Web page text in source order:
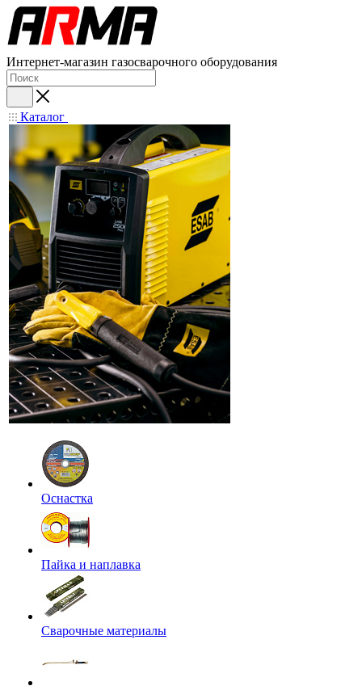
Интернет-магазин газосварочного оборудования
Каталог
Оснастка
Пайка и наплавка
Сварочные материалы